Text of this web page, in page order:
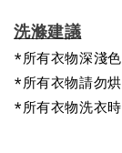
洗滌建議
*所有衣物深淺
*所有衣物請勿
*所有衣物洗衣